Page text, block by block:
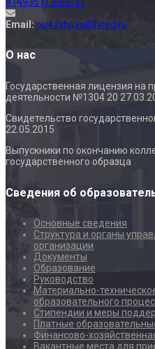
Email: pu42shuya@ivreg.ru
О нас
Государственная лицензия на
деятельности №1304 20
Свидетельство
22.05.2015
Выпускники по окончанию
государственного образца
Сведения об
Основные сведения
Структура и органы
организации
Документы
Образование
Руководство
Материально-
образовательного
Стипендии и меры
Платные
Финансово-
Вакантные места для